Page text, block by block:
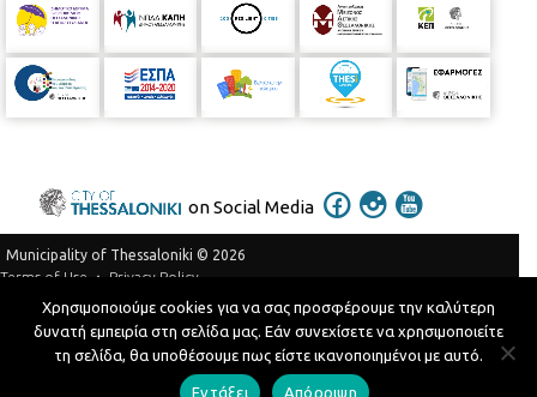
on Social Media
Municipality of Thessaloniki © 2026
Terms of Use
Privacy Policy
Telephone Catalog
Developed byMyCompany Projects
Χρησιμοποιούμε cookies για να σας προσφέρουμε την καλύτερη
δυνατή εμπειρία στη σελίδα μας. Εάν συνεχίσετε να χρησιμοποιείτε
τη σελίδα, θα υποθέσουμε πως είστε ικανοποιημένοι με αυτό.
Εντάξει Απόρριψη